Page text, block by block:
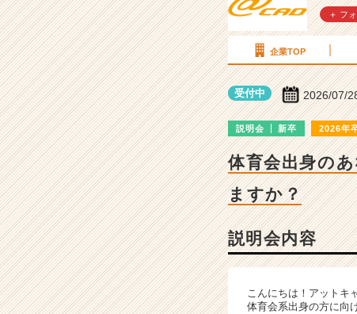
＋ フ
企業TOP
受付中 2026/07/
説明会 新卒 2026年
体育会出身の
ますか？
説明会内容
こんにちは！アットキ
体育会系出身の方に向